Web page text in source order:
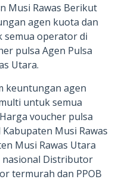
Musi Rawas Berikut
agen kuota dan
semua operator di
pulsa Agen Pulsa
Utara.
keuntungan agen
untuk semua
voucher pulsa
Musi Rawas
Musi Rawas Utara
nasional Distributor
termurah dan PPOB